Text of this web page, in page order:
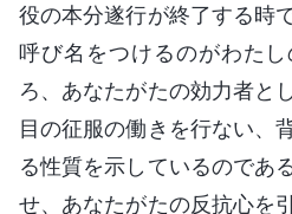
役の本分遂行が終了する時
呼び名をつけるのがわた
ろ、あなたがたの効力者と
目の征服の働きを行ない、
る性質を示しているのであ
せ、あなたがたの反抗心を